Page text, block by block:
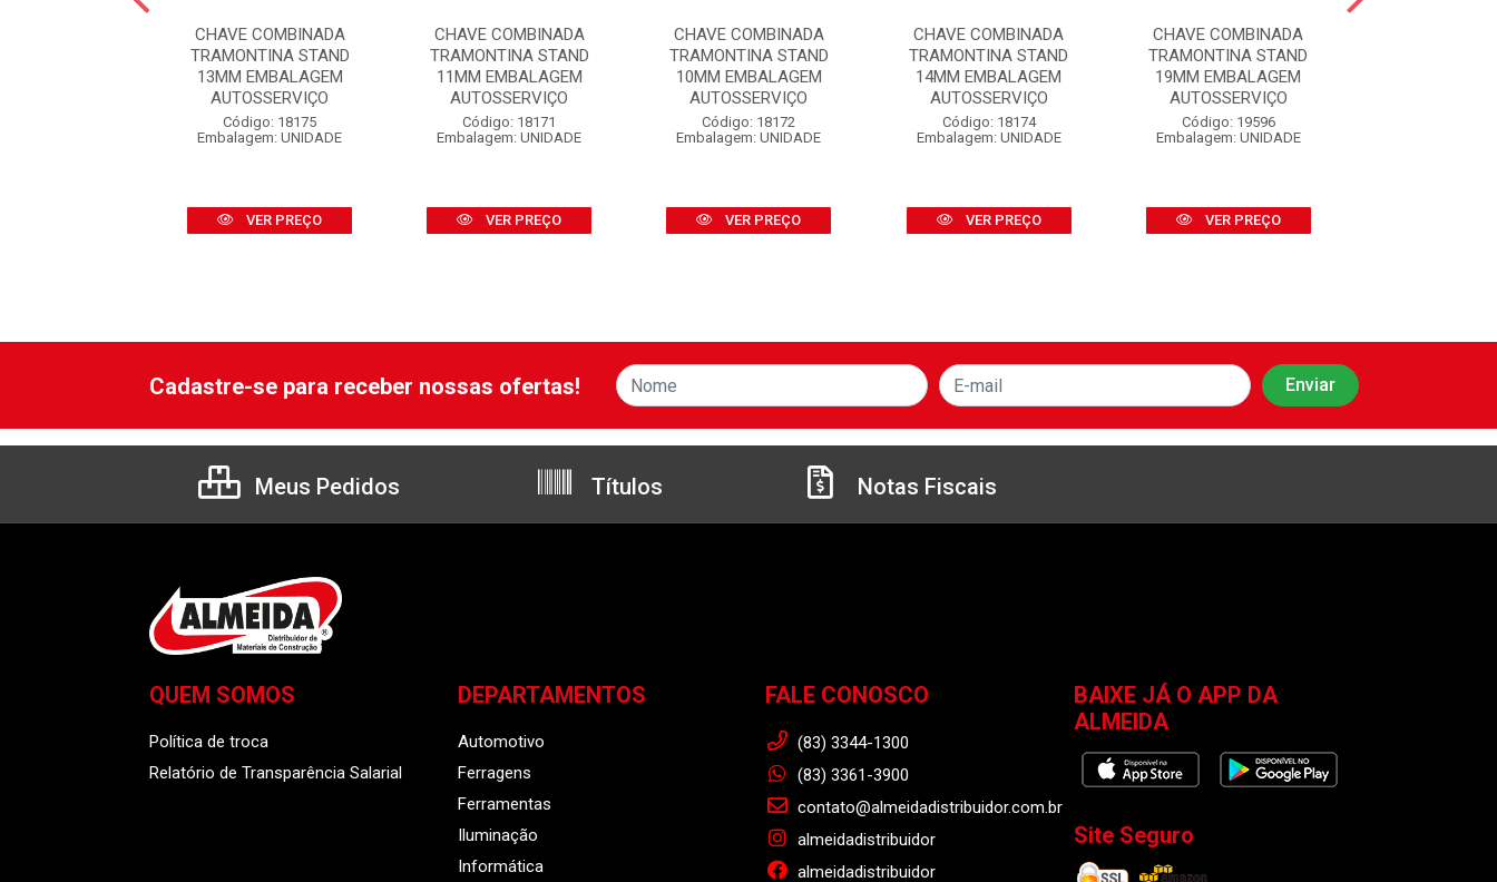
CHAVE COMBINADA
TRAMONTINA STAND
13MM EMBALAGEM
AUTOSSERVIÇO
Código: 18175
Embalagem: UNIDADE
VER PREÇO
CHAVE COMBINADA
TRAMONTINA STAND
11MM EMBALAGEM
AUTOSSERVIÇO
Código: 18171
Embalagem: UNIDADE
VER PREÇO
CHAVE COMBINADA
TRAMONTINA STAND
10MM EMBALAGEM
AUTOSSERVIÇO
Código: 18172
Embalagem: UNIDADE
VER PREÇO
CHAVE COMBINADA
TRAMONTINA STAND
14MM EMBALAGEM
AUTOSSERVIÇO
Código: 18174
Embalagem: UNIDADE
VER PREÇO
CHAVE COMBINADA
TRAMONTINA STAND
19MM EMBALAGEM
AUTOSSERVIÇO
Código: 19596
Embalagem: UNIDADE
VER PREÇO
Cadastre-se para receber nossas ofertas!
Meus Pedidos Títulos Notas Fiscais
QUEM SOMOS
Política de troca
Relatório de Transparência Salarial
DEPARTAMENTOS
Automotivo
Ferragens
Ferramentas
Iluminação
Informática
FALE CONOSCO
(83) 3344-1300
(83) 3361-3900
contato@almeidadistribuidor.com.br
almeidadistribuidor
almeidadistribuidor
BAIXE JÁ O APP DA
ALMEIDA
Site Seguro